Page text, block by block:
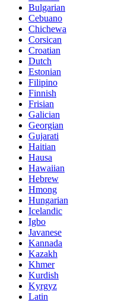
Bulgarian
Cebuano
Chichewa
Corsican
Croatian
Dutch
Estonian
Filipino
Finnish
Frisian
Galician
Georgian
Gujarati
Haitian
Hausa
Hawaiian
Hebrew
Hmong
Hungarian
Icelandic
Igbo
Javanese
Kannada
Kazakh
Khmer
Kurdish
Kyrgyz
Latin